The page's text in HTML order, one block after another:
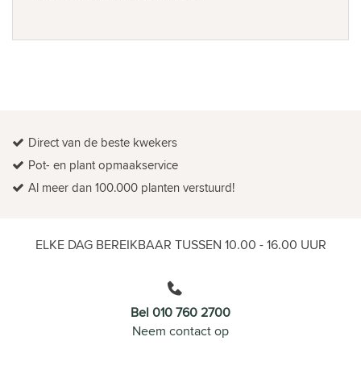
Direct van de beste kwekers
Pot- en plant opmaakservice
Al meer dan 100.000 planten verstuurd!
ELKE DAG BEREIKBAAR TUSSEN 10.00 - 16.00 UUR
Bel 010 760 2700
Neem contact op